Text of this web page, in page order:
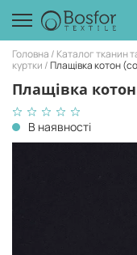
Головна Каталог тканин
куртки Плащівка котон
Плащівка
В наявності